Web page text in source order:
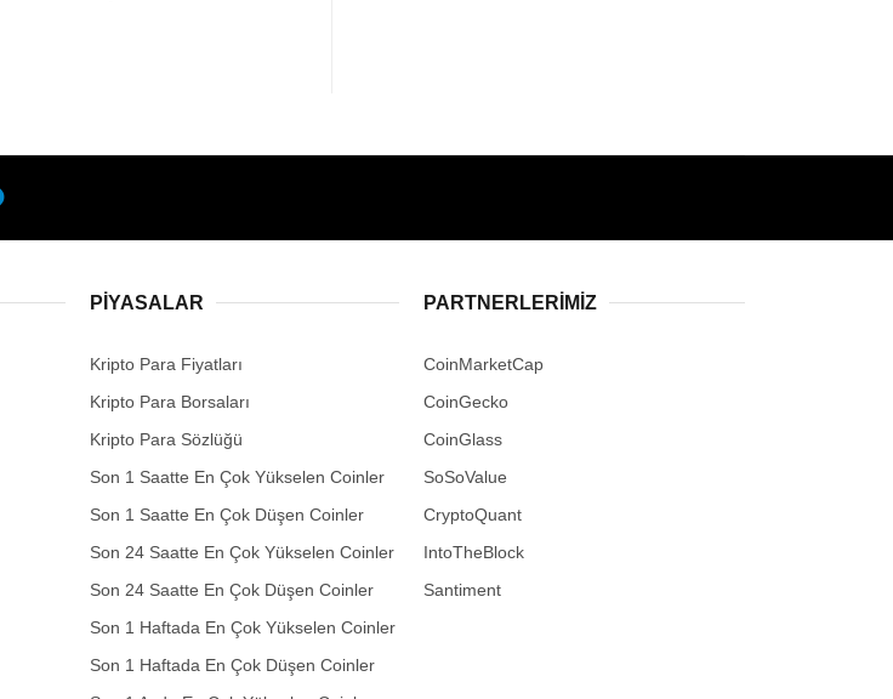
PIYASALAR
Kripto Para Fiyatları
Kripto Para Borsaları
Kripto Para Sözlüğü
Son 1 Saatte En Çok Yükselen Coinler
Son 1 Saatte En Çok Düşen Coinler
Son 24 Saatte En Çok Yükselen Coinler
Son 24 Saatte En Çok Düşen Coinler
Son 1 Haftada En Çok Yükselen Coinler
Son 1 Haftada En Çok Düşen Coinler
PARTNERLERIMIZ
CoinMarketCap
CoinGecko
CoinGlass
SoSoValue
CryptoQuant
IntoTheBlock
Santiment